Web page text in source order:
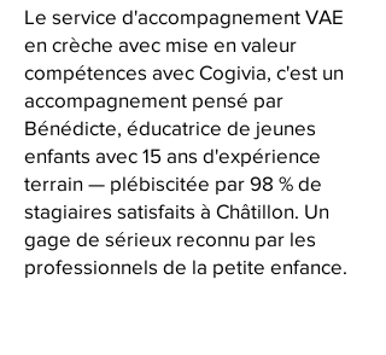
Le service d'accompagnement VAE
en crèche avec mise en valeur
compétences avec Cogivia, c'est un
accompagnement pensé par
Bénédicte, éducatrice de jeunes
enfants avec 15 ans d'expérience
terrain — plébiscitée par 98 % de
stagiaires satisfaits à Châtillon. Un
gage de sérieux reconnu par les
professionnels de la petite enfance.